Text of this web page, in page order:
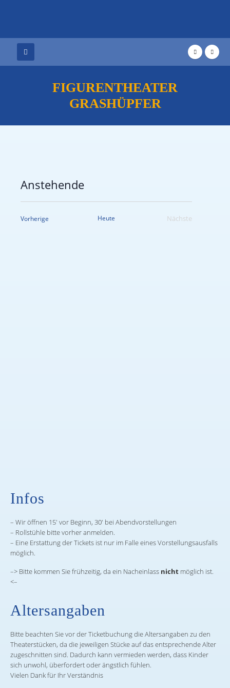
FIGURENTHEATER
GRASHÜPFER
Anstehende
VorherigeVeranstaltungen Heute
Nächste
Infos
– Wir öffnen 15′ vor Beginn, 30′ bei Abendvorstellungen
– Rollstühle bitte vorher anmelden.
– Eine Erstattung der Tickets ist nur im Falle eines Vorstellungsausfalls
möglich.
–> Bitte kommen Sie frühzeitig, da ein Nacheinlass nicht möglich ist.
<–
Altersangaben
Bitte beachten Sie vor der Ticketbuchung die Altersangaben zu den
Theaterstücken, da die jeweiligen Stücke auf das entsprechende Alter
zugeschnitten sind. Dadurch kann vermieden werden, dass Kinder
sich unwohl, überfordert oder ängstlich fühlen.
Vielen Dank für Ihr Verständnis